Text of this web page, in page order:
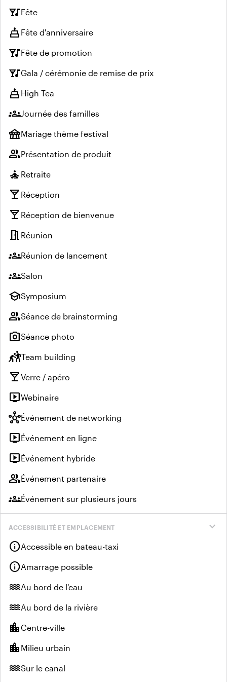
nightlifeFête
cake Fête d'anniversaire
nightlifeFête de promotion
nightlifeGala / cérémonie de remise de prix
cake High Tea
groupsJournée des familles
festivalMariage thème festival
groupPrésentation de produit
self_improvement Retraite
local_bar Réception
local_bar Réception de bienvenue
meeting_room Réunion
groupsRéunion de lancement
groupsSalon
schoolSymposium
groupSéance de brainstorming
photo_cameraSéance photo
sports_kabaddiTeam building
local_barVerre / apéro
live_tvWebinaire
hubÉvénement de networking
live_tvÉvénement en ligne
live_tvÉvénement hybride
groupÉvénement partenaire
groupsÉvénement sur plusieurs jours
expand_more
ACCESSIBILITÉ ET EMPLACEMENT
infoAccessible en bateau-taxi
infoAmarrage possible
waterAu bord de l'eau
waterAu bord de la rivière
location_cityCentre-ville
location_city Milieu urbain
waterSur le canal